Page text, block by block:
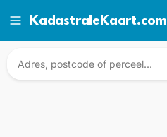
KadastraleKaart.com